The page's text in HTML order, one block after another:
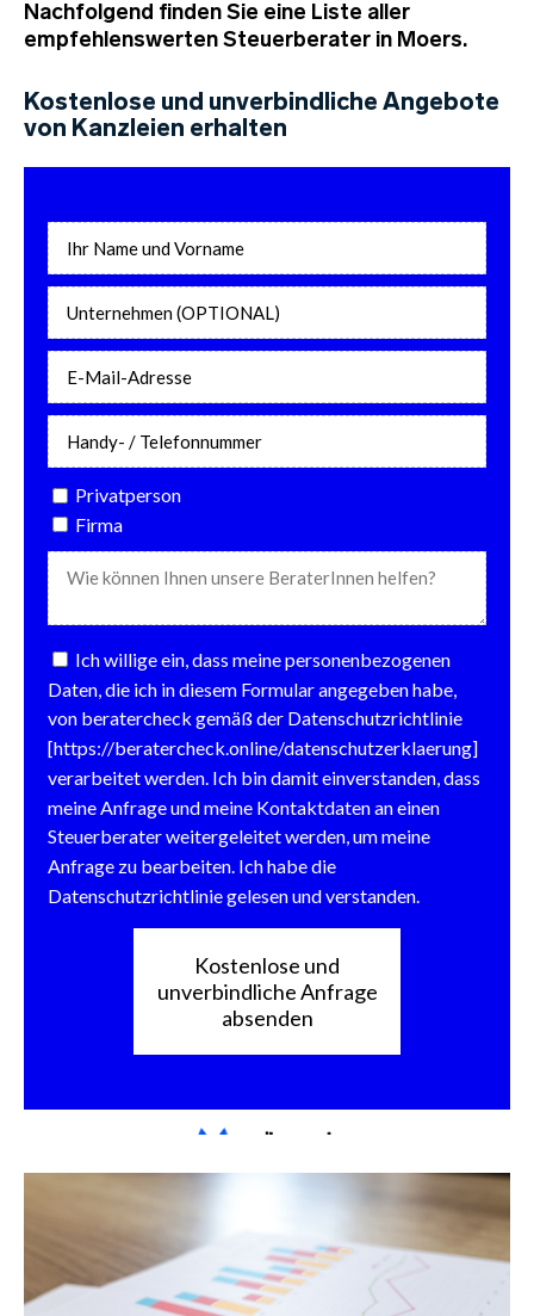
Nachfolgend finden Sie eine Liste aller
empfehlenswerten Steuerberater in Moers.
Kostenlose und unverbindliche Angebote
von Kanzleien erhalten